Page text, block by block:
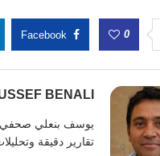
0
Facebook
BENALI
تقارير دقيقة